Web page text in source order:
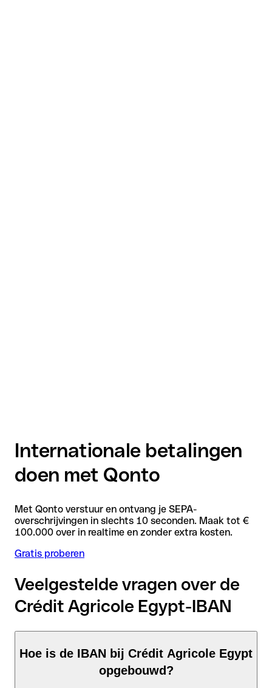
Internationale betalingen
doen met Qonto
Met Qonto verstuur en ontvang je SEPA-
overschrijvingen in slechts 10 seconden. Maak tot €
100.000 over in realtime en zonder extra kosten.
Gratis proberen
Veelgestelde vragen over de
Crédit Agricole Egypt-IBAN
Hoe is de IBAN bij Crédit Agricole Egypt
opgebouwd?